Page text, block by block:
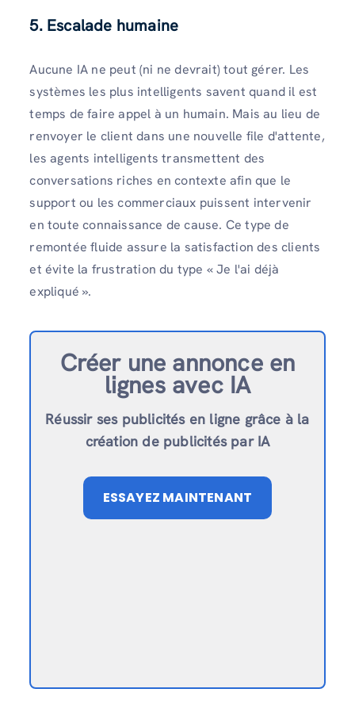
5. Escalade humaine
Aucune IA ne peut (ni ne devrait) tout gérer. Les
systèmes les plus intelligents savent quand il est
temps de faire appel à un humain. Mais au lieu de
renvoyer le client dans une nouvelle file d'attente,
les agents intelligents transmettent des
conversations riches en contexte afin que le
support ou les commerciaux puissent intervenir
en toute connaissance de cause. Ce type de
remontée fluide assure la satisfaction des clients
et évite la frustration du type « Je l'ai déjà
expliqué ».
Créer une annonce en
lignes avec IA
Réussir ses publicités en ligne grâce à la
création de publicités par IA
ESSAYEZ MAINTENANT